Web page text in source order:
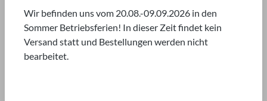
ALLGEMEINE GESCHÄFTSBEDINGUNGEN
Wir befinden uns vom 20.08.-09.09.2026 in den
Sommer Betriebsferien! In dieser Zeit findet kein
Versand statt und Bestellungen werden nicht
bearbeitet.